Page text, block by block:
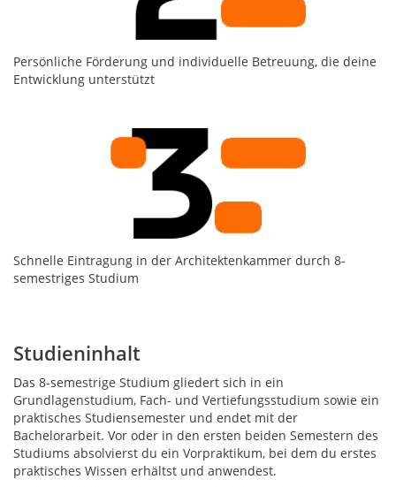
Persönliche Förderung und individuelle Betreuung, die deine
Entwicklung unterstützt
Schnelle Eintragung in der Architektenkammer durch 8-
semestriges Studium
Studieninhalt
Das 8-semestrige Studium gliedert sich in ein
Grundlagenstudium, Fach- und Vertiefungsstudium sowie ein
praktisches Studiensemester und endet mit der
Bachelorarbeit. Vor oder in den ersten beiden Semestern des
Studiums absolvierst du ein Vorpraktikum, bei dem du erstes
praktisches Wissen erhältst und anwendest.